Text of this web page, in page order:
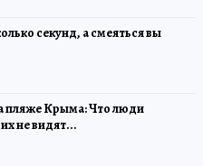
секунд, а смеяться вы
пляже Крыма: Что люди
не видят...